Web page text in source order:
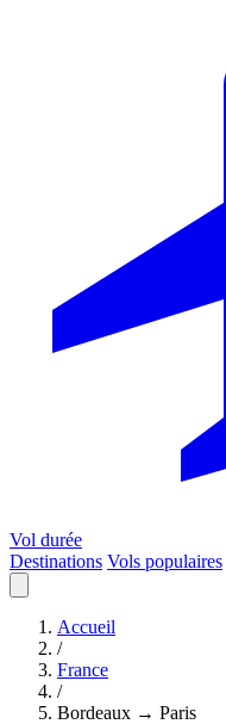
Vol durée
Destinations Vols populaires
Accueil
/
France
/
Bordeaux → Paris